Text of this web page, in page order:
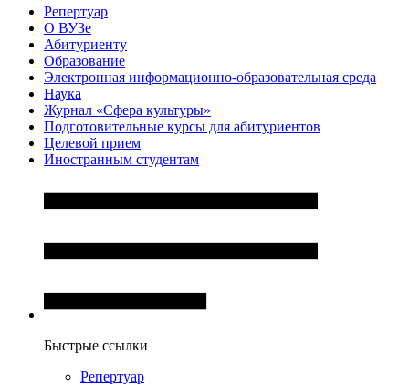
Репертуар
О ВУЗе
Абитуриенту
Образование
Электронная информационно-образовательная среда
Наука
Журнал «Сфера культуры»
Подготовительные курсы для абитуриентов
Целевой прием
Иностранным студентам
Быстрые ссылки
Репертуар